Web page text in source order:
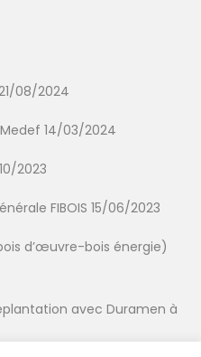
08/2024
14/03/2024
2023
FIBOIS 15/06/2023
d’œuvre-bois énergie)
avec Duramen à